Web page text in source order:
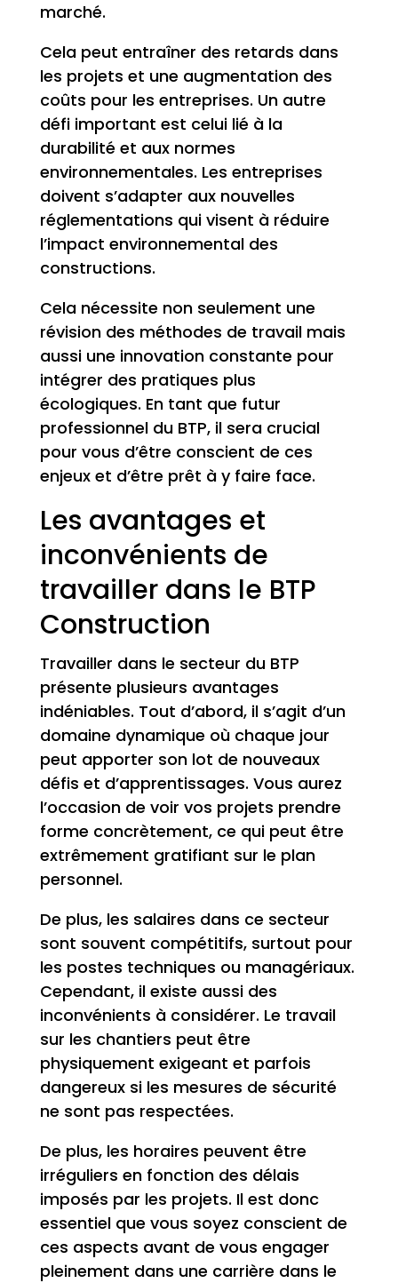
marché.
Cela peut entraîner des retards dans
les projets et une augmentation des
coûts pour les entreprises. Un autre
défi important est celui lié à la
durabilité et aux normes
environnementales. Les entreprises
doivent s’adapter aux nouvelles
réglementations qui visent à réduire
l’impact environnemental des
constructions.
Cela nécessite non seulement une
révision des méthodes de travail mais
aussi une innovation constante pour
intégrer des pratiques plus
écologiques. En tant que futur
professionnel du BTP, il sera crucial
pour vous d’être conscient de ces
enjeux et d’être prêt à y faire face.
Les avantages et
inconvénients de
travailler dans le BTP
Construction
Travailler dans le secteur du BTP
présente plusieurs avantages
indéniables. Tout d’abord, il s’agit d’un
domaine dynamique où chaque jour
peut apporter son lot de nouveaux
défis et d’apprentissages. Vous aurez
l’occasion de voir vos projets prendre
forme concrètement, ce qui peut être
extrêmement gratifiant sur le plan
personnel.
De plus, les salaires dans ce secteur
sont souvent compétitifs, surtout pour
les postes techniques ou managériaux.
Cependant, il existe aussi des
inconvénients à considérer. Le travail
sur les chantiers peut être
physiquement exigeant et parfois
dangereux si les mesures de sécurité
ne sont pas respectées.
De plus, les horaires peuvent être
irréguliers en fonction des délais
imposés par les projets. Il est donc
essentiel que vous soyez conscient de
ces aspects avant de vous engager
pleinement dans une carrière dans le